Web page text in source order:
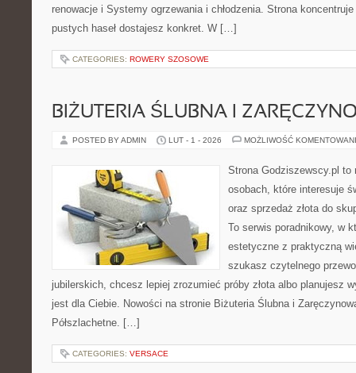
renowacje i Systemy ogrzewania i chłodzenia. Strona
pustych haseł dostajesz konkret. W […]
CATEGORIES: ROWERY SZOSOWE
BIŻUTERIA ŚLUBNA I
POSTED BY ADMIN LUT - 1 - 2026 MOŻLIWOŚĆ
Strona Godziszewscy.pl
osobach, które interesuje
oraz sprzedaż złota do
To serwis poradnikowy, w
estetyczne z praktyczną
szukasz czytelnego
jubilerskich, chcesz lepiej zrozumieć próby złota albo planujesz
jest dla Ciebie. Nowości na stronie Biżuteria Ślubna i
Półszlachetne. […]
CATEGORIES: VERSACE